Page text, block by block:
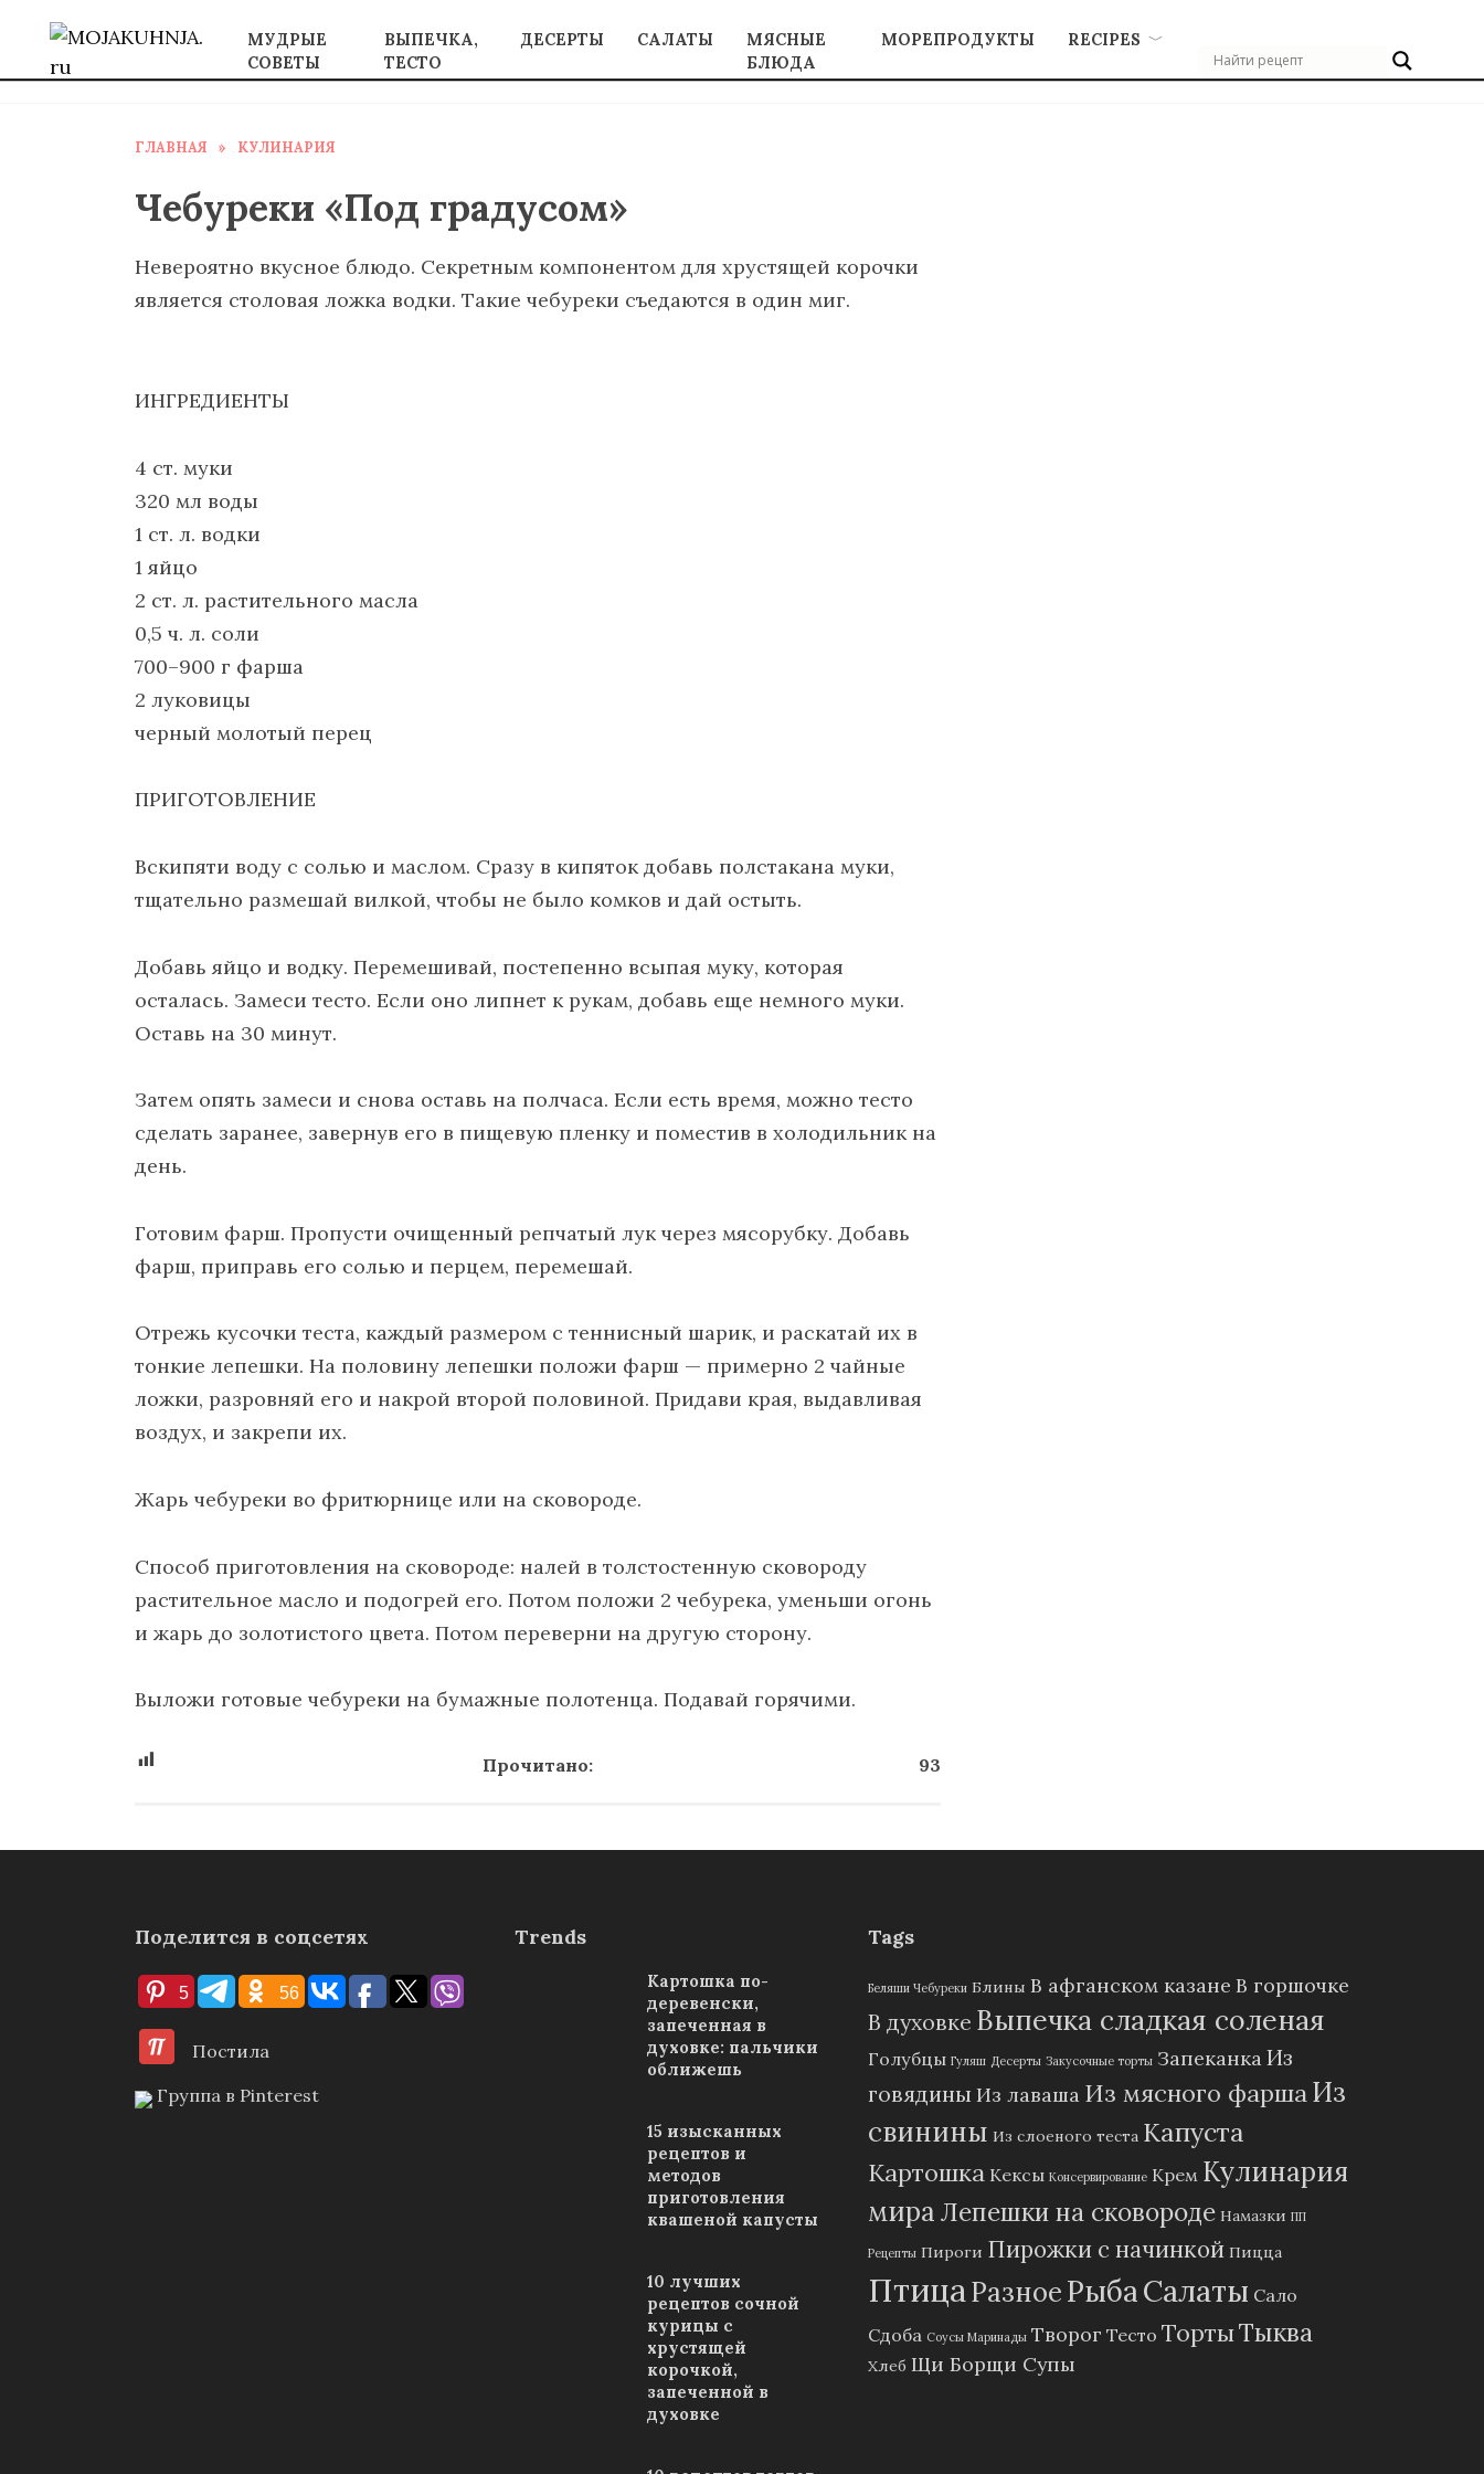
содержанию
МУДРЫЕ
СОВЕТЫ
ВЫПЕЧКА,
ТЕСТО
ДЕСЕРТЫ САЛАТЫ
МЯСНЫЕ
БЛЮДА
МОРЕПРОДУКТЫ RECIPES
ГЛАВНАЯ » КУЛИНАРИЯ
Чебуреки «Под градусом»
Невероятно вкусное блюдо. Секретным компонентом для хрустящей корочки
является столовая ложка водки. Такие чебуреки съедаются в один миг.
ИНГРЕДИЕНТЫ
4 ст. муки
320 мл воды
1 ст. л. водки
1 яйцо
2 ст. л. растительного масла
0,5 ч. л. соли
700–900 г фарша
2 луковицы
черный молотый перец
ПРИГОТОВЛЕНИЕ
Вскипяти воду с солью и маслом. Сразу в кипяток добавь полстакана муки,
тщательно размешай вилкой, чтобы не было комков и дай остыть.
Добавь яйцо и водку. Перемешивай, постепенно всыпая муку, которая
осталась. Замеси тесто. Если оно липнет к рукам, добавь еще немного муки.
Оставь на 30 минут.
Затем опять замеси и снова оставь на полчаса. Если есть время, можно тесто
сделать заранее, завернув его в пищевую пленку и поместив в холодильник на
день.
Готовим фарш. Пропусти очищенный репчатый лук через мясорубку. Добавь
фарш, приправь его солью и перцем, перемешай.
Отрежь кусочки теста, каждый размером с теннисный шарик, и раскатай их в
тонкие лепешки. На половину лепешки положи фарш — примерно 2 чайные
ложки, разровняй его и накрой второй половиной. Придави края, выдавливая
воздух, и закрепи их.
Жарь чебуреки во фритюрнице или на сковороде.
Способ приготовления на сковороде: налей в толстостенную сковороду
растительное масло и подогрей его. Потом положи 2 чебурека, уменьши огонь
и жарь до золотистого цвета. Потом переверни на другую сторону.
Выложи готовые чебуреки на бумажные полотенца. Подавай горячими.
Прочитано: 93
Поделится в соцсетях
5 56
Постила
Группа в Pinterest
Trends
Картошка по-
деревенски,
запеченная в
духовке: пальчики
оближешь
15 изысканных
рецептов и
методов
приготовления
квашеной капусты
10 лучших
рецептов сочной
курицы с
хрустящей
корочкой,
запеченной в
духовке
Tags
Беляши Чебуреки Блины В афганском казане В горшочке
В духовке Выпечка сладкая соленая
Голубцы Гуляш Десерты Закусочные торты ЗапеканкаИз
говядины Из лаваша Из мясного фаршаИз
свинины Из слоеного теста Капуста
Картошка Кексы Консервирование Крем Кулинария
мира Лепешки на сковороде Намазки ПП
Рецепты Пироги Пирожки с начинкой Пицца
ПтицаРазноеРыба Салаты Сало
Сдоба Соусы Маринады Творог Тесто ТортыТыква
Хлеб Щи Борщи Супы